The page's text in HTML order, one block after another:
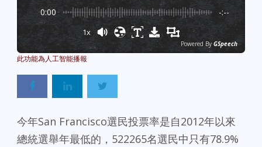
0:00 -:--
1x
Powered By GSpeech
今年San Francisco選民投票率是自2012年以來
總統選舉年最低的，522265名選民中只有78.9%